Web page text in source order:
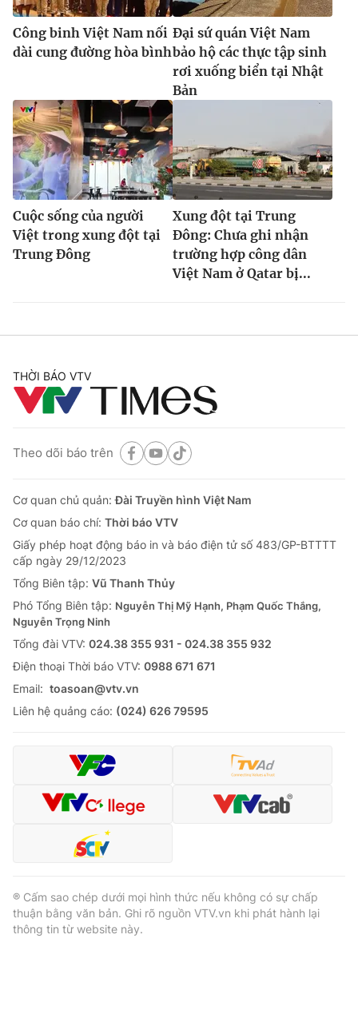
Công binh Việt Nam nối
dài cung đường hòa bình
Đại sứ quán Việt Nam
bảo hộ các thực tập sinh
rơi xuống biển tại Nhật
Bản
Cuộc sống của người
Việt trong xung đột tại
Trung Đông
Xung đột tại Trung
Đông: Chưa ghi nhận
trường hợp công dân
Việt Nam ở Qatar bị...
THỜI BÁO VTV
Theo dõi báo trên
Cơ quan chủ quản:Đài Truyền hình Việt Nam
Cơ quan báo chí: Thời báo VTV
Giấy phép hoạt động báo in và báo điện tử số 483/GP-BTTTT
cấp ngày 29/12/2023
Tổng Biên tập: Vũ Thanh Thủy
Phó Tổng Biên tập: Nguyễn Thị Mỹ Hạnh, Phạm Quốc Thắng,
Nguyễn Trọng Ninh
Tổng đài VTV: 024.38 355 931 - 024.38 355 932
Ðiện thoại Thời báo VTV: 0988 671 671
Email: toasoan@vtv.vn
Liên hệ quảng cáo: (024) 626 79595
® Cấm sao chép dưới mọi hình thức nếu không có sự chấp
thuận bằng văn bản. Ghi rõ nguồn VTV.vn khi phát hành lại
thông tin từ website này.